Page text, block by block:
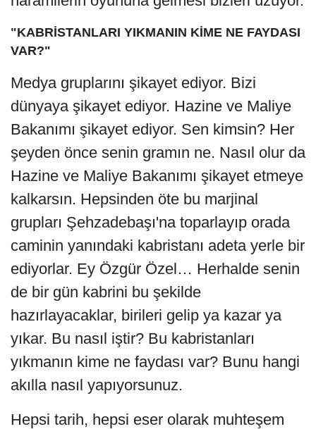
"KABRİSTANLARI YIKMANIN KİME NE FAYDASI
VAR?"
Medya gruplarını şikayet ediyor. Bizi
dünyaya şikayet ediyor. Hazine ve Maliye
Bakanımı şikayet ediyor. Sen kimsin? Her
şeyden önce senin gramın ne. Nasıl olur da
Hazine ve Maliye Bakanımı şikayet etmeye
kalkarsın. Hepsinden öte bu marjinal
grupları Şehzadebaşı'na toparlayıp orada
caminin yanındaki kabristanı adeta yerle bir
ediyorlar. Ey Özgür Özel… Herhalde senin
de bir gün kabrini bu şekilde
hazırlayacaklar, birileri gelip ya kazar ya
yıkar. Bu nasıl iştir? Bu kabristanları
yıkmanın kime ne faydası var? Bunu hangi
akılla nasıl yapıyorsunuz.
Hepsi tarih, hepsi eser olarak muhteşem